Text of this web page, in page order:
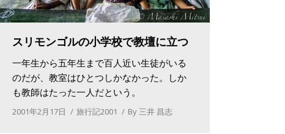
スリモンゴルの小学校で教壇に立つ
一年生から五年生まで百人近い生徒がいる
のだが、教室はひとつしかなかった。しか
も教師はたった一人だという。
2001年2月17日 旅行記2001 By 三井 昌志